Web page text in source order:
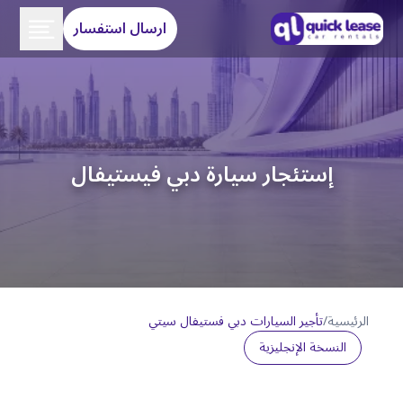
ارسال استفسار
إستئجار سيارة دبي فيستيفال
الرئيسية/تأجير السيارات دبي فستيفال سيتي
النسخة الإنجليزية